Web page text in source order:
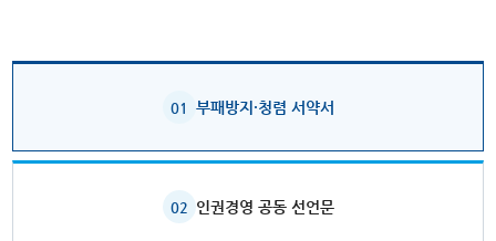
01 부패방지·청렴 서약서
02 인권경영 공동 선언문